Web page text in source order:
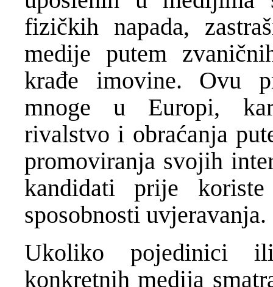
fizičkih napada,
medije putem
krađe imovine. Ovu
mnoge u Europi,
rivalstvo i obraćanja
promoviranja svojih
kandidati prije
sposobnosti uvjeravanja.
Ukoliko pojedinici ili
konkretnih medija